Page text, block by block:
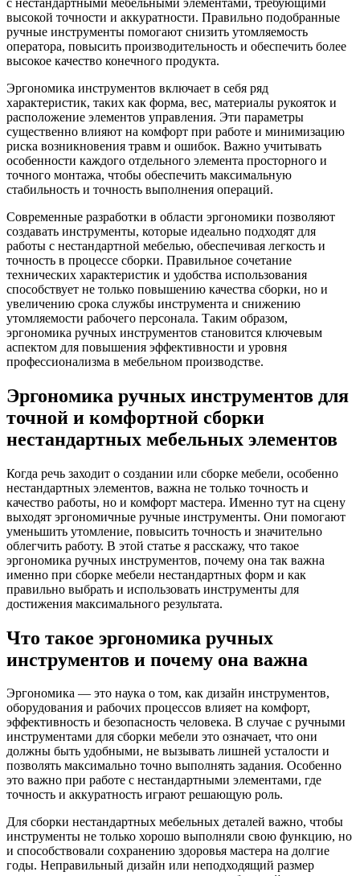
высокой точности и аккуратности. Правильно подобранные
ручные инструменты помогают снизить утомляемость
оператора, повысить производительность и обеспечить более
высокое качество конечного продукта.
Эргономика инструментов включает в себя ряд
характеристик, таких как форма, вес, материалы рукояток и
расположение элементов управления. Эти параметры
существенно влияют на комфорт при работе и минимизацию
риска возникновения травм и ошибок. Важно учитывать
особенности каждого отдельного элемента просторного и
точного монтажа, чтобы обеспечить максимальную
стабильность и точность выполнения операций.
Современные разработки в области эргономики позволяют
создавать инструменты, которые идеально подходят для
работы с нестандартной мебелью, обеспечивая легкость и
точность в процессе сборки. Правильное сочетание
технических характеристик и удобства использования
способствует не только повышению качества сборки, но и
увеличению срока службы инструмента и снижению
утомляемости рабочего персонала. Таким образом,
эргономика ручных инструментов становится ключевым
аспектом для повышения эффективности и уровня
профессионализма в мебельном производстве.
Эргономика ручных инструментов для
точной и комфортной сборки
нестандартных мебельных элементов
Когда речь заходит о создании или сборке мебели, особенно
нестандартных элементов, важна не только точность и
качество работы, но и комфорт мастера. Именно тут на сцену
выходят эргономичные ручные инструменты. Они помогают
уменьшить утомление, повысить точность и значительно
облегчить работу. В этой статье я расскажу, что такое
эргономика ручных инструментов, почему она так важна
именно при сборке мебели нестандартных форм и как
правильно выбрать и использовать инструменты для
достижения максимального результата.
Что такое эргономика ручных
инструментов и почему она важна
Эргономика — это наука о том, как дизайн инструментов,
оборудования и рабочих процессов влияет на комфорт,
эффективность и безопасность человека. В случае с ручными
инструментами для сборки мебели это означает, что они
должны быть удобными, не вызывать лишней усталости и
позволять максимально точно выполнять задания. Особенно
это важно при работе с нестандартными элементами, где
точность и аккуратность играют решающую роль.
Для сборки нестандартных мебельных деталей важно, чтобы
инструменты не только хорошо выполняли свою функцию, но
и способствовали сохранению здоровья мастера на долгие
годы. Неправильный дизайн или неподходящий размер